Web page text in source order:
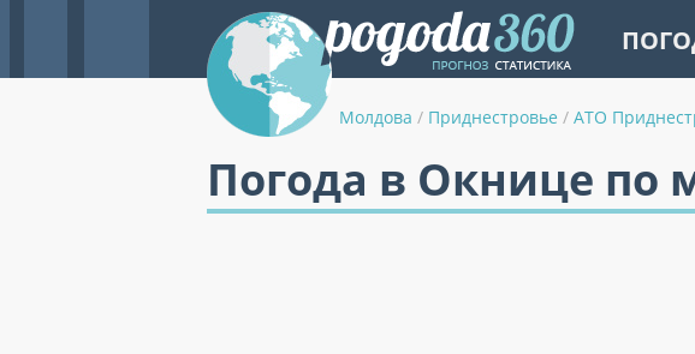
Молдова / Приднестровье / АТО
Погода в Окнице по